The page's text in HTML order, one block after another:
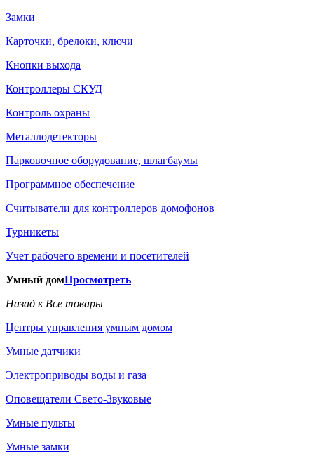
Замки
Карточки, брелоки, ключи
Кнопки выхода
Контроллеры СКУД
Контроль охраны
Металлодетекторы
Парковочное оборудование, шлагбаумы
Программное обеспечение
Считыватели для контроллеров домофонов
Турникеты
Учет рабочего времени и посетителей
Умный домПросмотреть
Назад к Все товары
Центры управления умным домом
Умные датчики
Электроприводы воды и газа
Оповещатели Свето-Звуковые
Умные пульты
Умные замки